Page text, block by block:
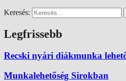
Keresés:
Legfrissebb
Recski nyári diákmunka
Munkalehetőség Sirokban